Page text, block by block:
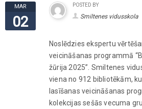
MAR
02
POSTED BY
Smiltenes vidusskola
Noslēdzies ekspertu
veicināšanas programmā
žūrija 2025”. Smiltenes
viena no 912 bibliotēkām,
lasīšanas veicināšanas
kolekcijas sešās vecuma